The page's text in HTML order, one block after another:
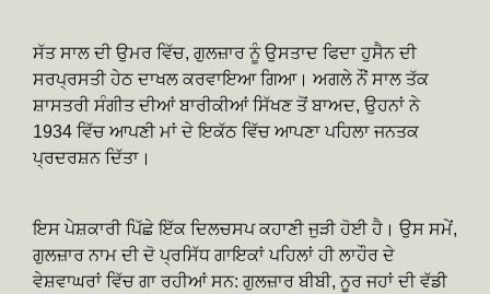
ਸੱਤ ਸਾਲ ਦੀ ਉਮਰ ਵਿੱਚ, ਗੁਲਜ਼ਾਰ ਨੂੰ ਉਸਤਾਦ ਫਿਦਾ ਹੁਸੈਨ ਦੀ
ਸਰਪ੍ਰਸਤੀ ਹੇਠ ਦਾਖਲ ਕਰਵਾਇਆ ਗਿਆ। ਅਗਲੇ ਨੌਂ ਸਾਲ ਤੱਕ
ਸ਼ਾਸਤਰੀ ਸੰਗੀਤ ਦੀਆਂ ਬਾਰੀਕੀਆਂ ਸਿੱਖਣ ਤੋਂ ਬਾਅਦ, ਉਹਨਾਂ ਨੇ
1934 ਵਿੱਚ ਆਪਣੀ ਮਾਂ ਦੇ ਇਕੱਠ ਵਿੱਚ ਆਪਣਾ ਪਹਿਲਾ ਜਨਤਕ
ਪ੍ਰਦਰਸ਼ਨ ਦਿੱਤਾ।
ਇਸ ਪੇਸ਼ਕਾਰੀ ਪਿੱਛੇ ਇੱਕ ਦਿਲਚਸਪ ਕਹਾਣੀ ਜੁੜੀ ਹੋਈ ਹੈ। ਉਸ ਸਮੇਂ,
ਗੁਲਜ਼ਾਰ ਨਾਮ ਦੀ ਦੋ ਪ੍ਰਸਿੱਧ ਗਾਇਕਾਂ ਪਹਿਲਾਂ ਹੀ ਲਾਹੌਰ ਦੇ
ਵੇਸ਼ਵਾਘਰਾਂ ਵਿੱਚ ਗਾ ਰਹੀਆਂ ਸਨ: ਗੁਲਜ਼ਾਰ ਬੀਬੀ, ਨੂਰ ਜਹਾਂ ਦੀ ਵੱਡੀ